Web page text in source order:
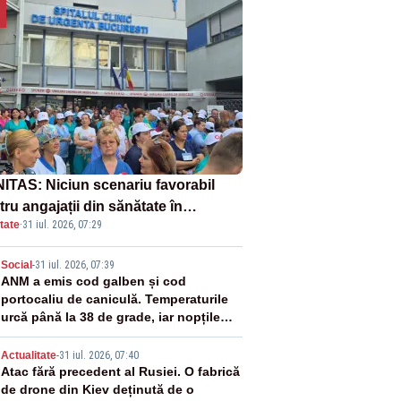
Niciun scenariu favorabil
angajații din sănătate în
Legii salarizării
·31 iul. 2026, 07:29
Social -31 iul. 2026, 07:39
ANM a emis cod galben și cod
portocaliu de caniculă. Temperaturile
urcă până la 38 de grade, iar nopțile
devin tropicale
Actualitate-31 iul. 2026, 07:40
Atac fără precedent al Rusiei. O fabrică
de drone din Kiev deținută de o